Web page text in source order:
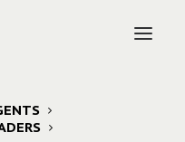
"reisetipps"